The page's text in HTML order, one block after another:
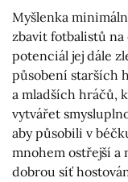
Myšlenka
zbavit fotbalistů
potenciál jej dále
působení starších
a mladších hráčů,
vytvářet
aby působili v
mnohem ostřejší
dobrou síť